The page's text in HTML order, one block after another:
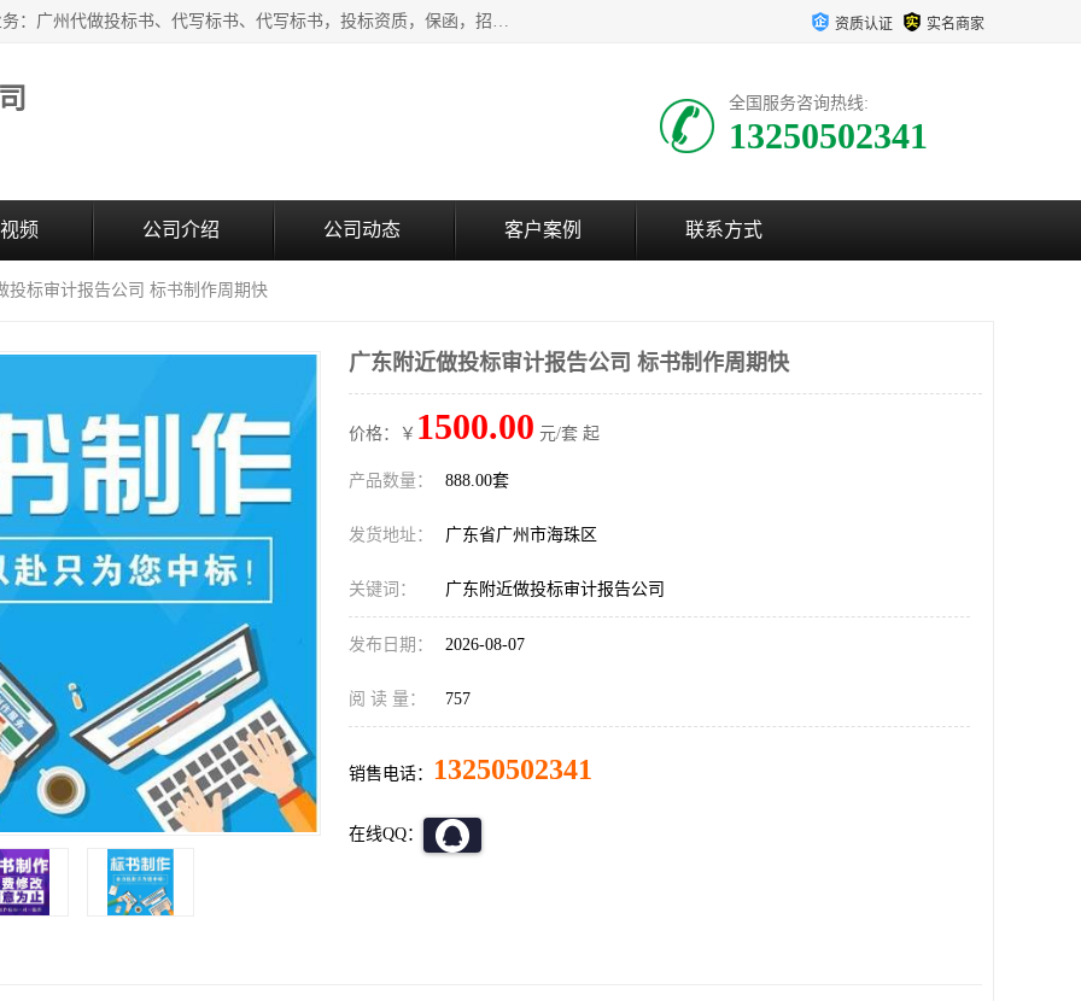
广州中赢信息科技有限公司是一家广州标书制作公司，主营业务：广州代做投标书、代写标书、代写标书，投标资质，保函，招投标培训等等，只要是投标中有需要的，我们这里都可以帮您解决。代写标书的中标案例也有很多。欢迎来电合作。 资质认证 实名商家
全国服务咨询热线:
13250502341
频 公司介绍 公司动态 客户案例 联系方式
投标审计报告公司 标书制作周期快
广东附近做投标审计报告公司 标书制作周期快
价格：￥ 1500.00 元/套 起
产品数量： 888.00套
发货地址： 广东省广州市海珠区
关键词： 广东附近做投标审计报告公司
发布日期： 2026-08-07
阅 读 量： 757
销售电话： 13250502341
在线QQ：